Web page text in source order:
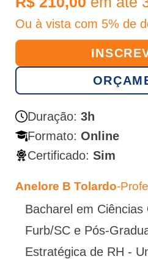
Ou à vista com 5% de
Duração: 3h
Formato: Online
Certificado: Sim
Anelore B Tolardo-
Bacharel em Ciências
Furb/SC e Pós-
Estratégica de RH -